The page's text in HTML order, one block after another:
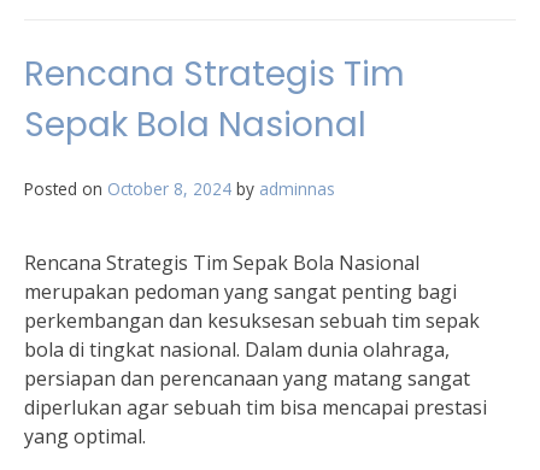
Rencana Strategis Tim
Sepak Bola Nasional
Posted on October 8, 2024 by adminnas
Rencana Strategis Tim Sepak Bola Nasional
merupakan pedoman yang sangat penting bagi
perkembangan dan kesuksesan sebuah tim sepak
bola di tingkat nasional. Dalam dunia olahraga,
persiapan dan perencanaan yang matang sangat
diperlukan agar sebuah tim bisa mencapai prestasi
yang optimal.